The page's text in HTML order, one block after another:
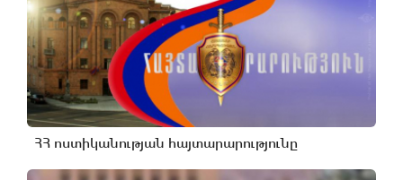
ՀՀ ոստիկանության հայտարարությունը